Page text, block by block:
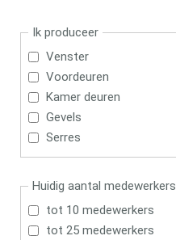
Ik produceer
Venster
Voordeuren
Kamer deuren
Gevels
Serres
Huidig ​​aantal medewerkers
tot 10 medewerkers
tot 25 medewerkers